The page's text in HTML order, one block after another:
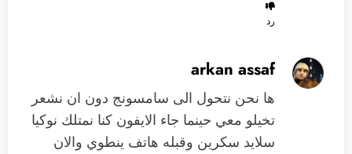
رد
arkan assaf
ها نحن نتحول الى سامسونج دون ان نشعر
تخيلو معي حينما جاء الايفون كنا نمتلك نوكيا
سلايد سكرين وقبله هاتف ينطوي والان